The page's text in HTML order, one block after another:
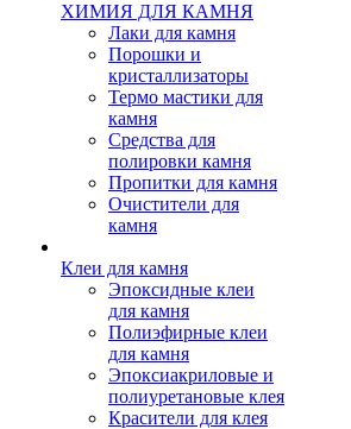
ХИМИЯ ДЛЯ КАМНЯ
Лаки для камня
Порошки и
кристаллизаторы
Термо мастики для
камня
Средства для
полировки камня
Пропитки для камня
Очистители для
камня
Клеи для камня
Эпоксидные клеи
для камня
Полиэфирные клеи
для камня
Эпоксиакриловые и
полиуретановые клея
Красители для клея